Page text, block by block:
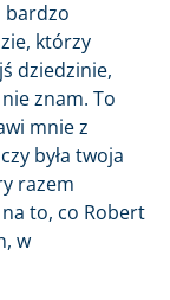
bardzo
którzy
dziedzinie,
znam. To
mnie z
była twoja
razem
na to, co Robert
w